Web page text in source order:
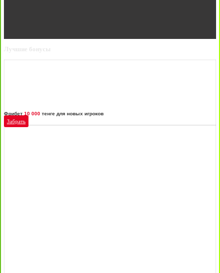
Лучшие бонусы
Фрибет 10 000 тенге для новых игроков
Забрать